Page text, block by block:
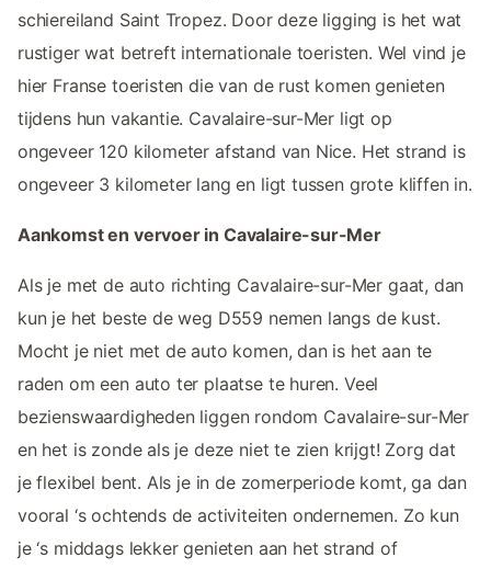
schiereiland Saint Tropez. Door deze ligging is het wat
rustiger wat betreft internationale toeristen. Wel vind je
hier Franse toeristen die van de rust komen genieten
tijdens hun vakantie. Cavalaire-sur-Mer ligt op
ongeveer 120 kilometer afstand van Nice. Het strand is
ongeveer 3 kilometer lang en ligt tussen grote kliffen in.
Aankomst en vervoer in Cavalaire-sur-Mer
Als je met de auto richting Cavalaire-sur-Mer gaat, dan
kun je het beste de weg D559 nemen langs de kust.
Mocht je niet met de auto komen, dan is het aan te
raden om een auto ter plaatse te huren. Veel
bezienswaardigheden liggen rondom Cavalaire-sur-Mer
en het is zonde als je deze niet te zien krijgt! Zorg dat
je flexibel bent. Als je in de zomerperiode komt, ga dan
vooral ‘s ochtends de activiteiten ondernemen. Zo kun
je ‘s middags lekker genieten aan het strand of